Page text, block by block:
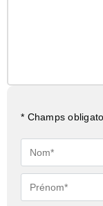
* Champs
Nom*
Prénom*